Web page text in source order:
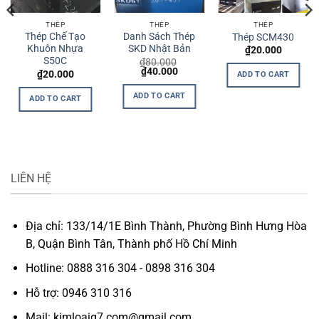
THÉP
Thép Chế Tạo
Khuôn Nhựa
S50C
₫20.000
ADD TO CART
THÉP
Danh Sách Thép
SKD Nhật Bản
₫80.000
Original
price
was:
₫80.000.
₫40.000Current
is:
₫40.000.
ADD TO CART
THÉP
Thép SCM430
₫20.000
ADD TO CART
LIÊN HỆ
Địa chỉ: 133/14/1E Bình Thành, Phường Bình Hưng Hòa
B, Quận Bình Tân, Thành phố Hồ Chí Minh
Hotline: 0888 316 304 - 0898 316 304
Hỗ trợ: 0946 310 316